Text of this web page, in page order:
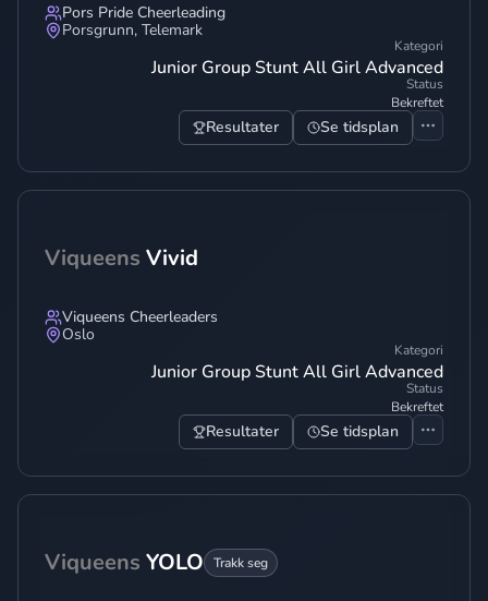
Pors Pride Cheerleading
Porsgrunn, Telemark
Kategori
Junior Group Stunt All Girl Advanced
Status
Bekreftet
Resultater Se tidsplan
Viqueens Vivid
Viqueens Cheerleaders
Oslo
Kategori
Junior Group Stunt All Girl Advanced
Status
Bekreftet
Resultater Se tidsplan
Viqueens YOLO Trakk seg